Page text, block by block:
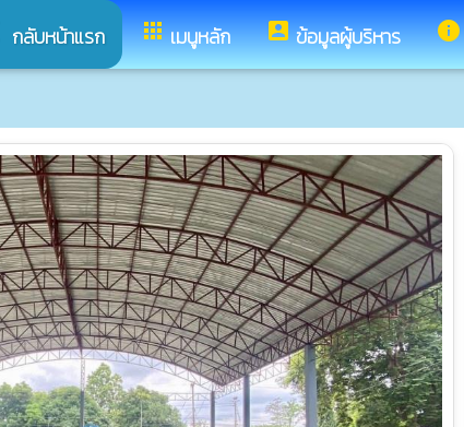
กลับหน้าแรก appsเมนูหลัก account_boxข้อมูลผู้บริหาร info